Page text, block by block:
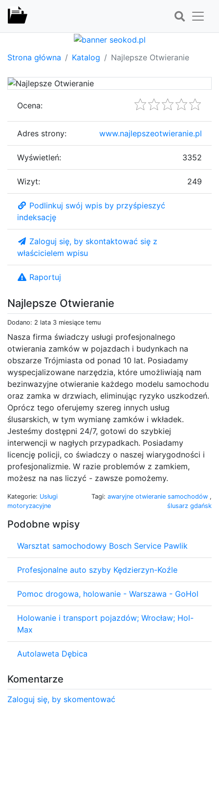
Strona główna Katalog Najlepsze Otwieranie
Najlepsze Otwieranie
Dodano: 2 lata 3 miesiące temu
Nasza firma świadczy usługi profesjonalnego
otwierania zamków w pojazdach i budynkach na
obszarze Trójmiasta od ponad 10 lat. Posiadamy
wyspecjalizowane narzędzia, które umożliwiają nam
bezinwazyjne otwieranie każdego modelu samochodu
oraz zamka w drzwiach, eliminując ryzyko uszkodzeń.
Oprócz tego oferujemy szereg innych usług
ślusarskich, w tym wymianę zamków i wkładek.
Jesteśmy dostępni 24/7, gotowi do szybkiej
interwencji w nagłych przypadkach. Posiadamy
licencję policji, co świadczy o naszej wiarygodności i
profesjonalizmie. W razie problemów z zamkiem,
możesz na nas liczyć - zawsze pomożemy.
Kategorie: Usługi
motoryzacyjne
Tagi: awaryjne otwieranie samochodów ,
ślusarz gdańsk
Podobne wpisy
Warsztat samochodowy Bosch Service Pawlik
Profesjonalne auto szyby Kędzierzyn-Koźle
Pomoc drogowa, holowanie - Warszawa - GoHol
Holowanie i transport pojazdów; Wrocław; Hol-
Max
Autolaweta Dębica
Komentarze
Zaloguj się, by skomentować
Ocena:
Adres strony: www.najlepszeotwieranie.pl
Wyświetleń: 3352
Wizyt: 249
Podlinkuj swój wpis by przyśpieszyć
indeksację
Zaloguj się, by skontaktować się z
właścicielem wpisu
Raportuj